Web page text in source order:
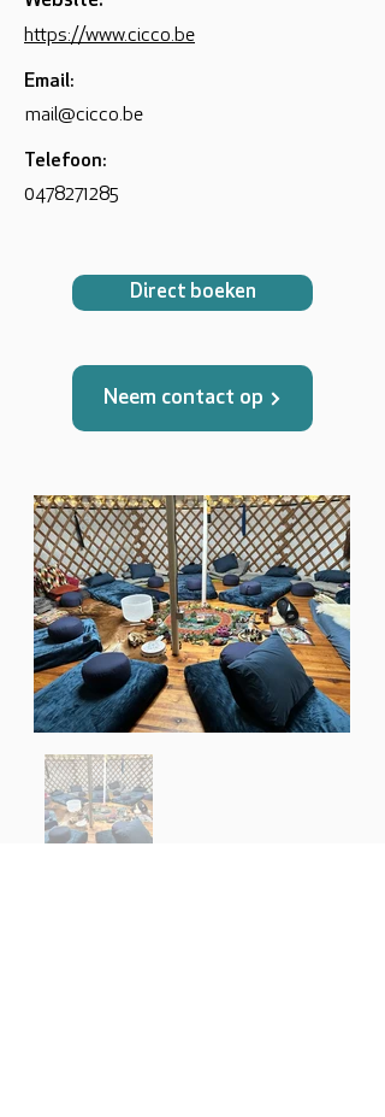
https://www.cicco.be
Email:
mail@cicco.be
Telefoon:
0478271285
Direct boeken
Neem contact op